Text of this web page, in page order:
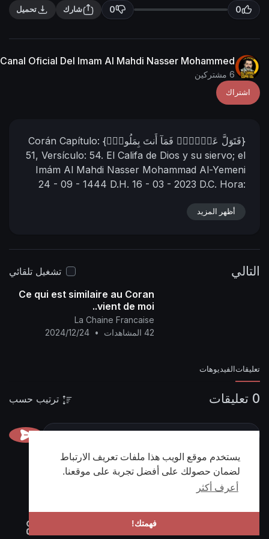
يستخدم موقع الويب هذا ملفات تعريف الارتباط
لضمان حصولك على أفضل تجربة على موقعنا.
أعرف أكثر
فهمتك!
s
f
l
s
c
r
0
0 شارك تحميل
Canal Oficial Del Imam Al Mahdi Nasser Mohammed
6 مشتركين
اشتراك
{فَتَوَلَّ عَنۡہُمۡ فَمَآ أَنتَ بِمَلُومٍ۬} Corán Capítulo:
51, Versículo: 54. El Califa de Dios y su siervo; el
Imám Al Mahdi Nasser Mohammad Al-Yemeni
24 - 09 - 1444 D.H. 16 - 03 - 2023 D.C. Hora:
https://nasser-
أظهر المزيد
التالي
تشغيل تلقائي
Ce qui est similaire au Coran
vient de moi..
La Chaine Francaise
42 المشاهدات
•
2024/12/24
تعليقات الفيديوهات
0 تعليقات ترتيب حسب